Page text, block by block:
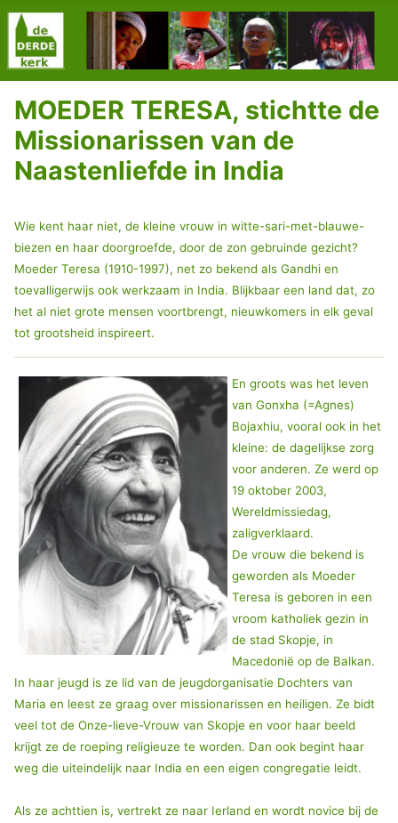
MOEDER TERESA, stichtte de
Missionarissen van de
Naastenliefde in India
Wie kent haar niet, de kleine vrouw in witte-sari-met-blauwe-
biezen en haar doorgroefde, door de zon gebruinde gezicht?
Moeder Teresa (1910-1997), net zo bekend als Gandhi en
toevalligerwijs ook werkzaam in India. Blijkbaar een land dat, zo
het al niet grote mensen voortbrengt, nieuwkomers in elk geval
tot grootsheid inspireert.
En groots was het leven
van Gonxha (=Agnes)
Bojaxhiu, vooral ook in het
kleine: de dagelijkse zorg
voor anderen. Ze werd op
19 oktober 2003,
Wereldmissiedag,
zaligverklaard.
De vrouw die bekend is
geworden als Moeder
Teresa is geboren in een
vroom katholiek gezin in
de stad Skopje, in
Macedonië op de Balkan.
In haar jeugd is ze lid van de jeugdorganisatie Dochters van
Maria en leest ze graag over missionarissen en heiligen. Ze bidt
veel tot de Onze-lieve-Vrouw van Skopje en voor haar beeld
krijgt ze de roeping religieuze te worden. Dan ook begint haar
weg die uiteindelijk naar India en een eigen congregatie leidt.
Als ze achttien is, vertrekt ze naar Ierland en wordt novice bij de